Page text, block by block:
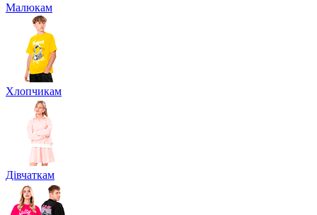
Малюкам
Хлопчикам
Дівчаткам